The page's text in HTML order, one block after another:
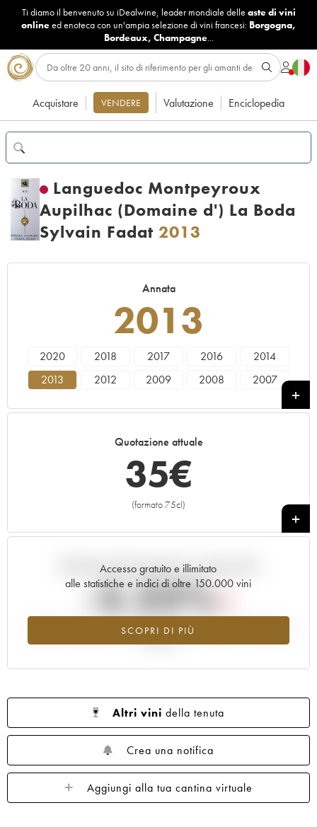
Ti diamo il benvenuto su iDealwine, leader mondiale delle aste di vini
onlineed enoteca con un'ampia selezione di vini francesi: Borgogna,
Bordeaux, Champagne...
Acquistare VENDERE Valutazione Enciclopedia
Languedoc Montpeyroux
Aupilhac (Domaine d') La Boda
Sylvain Fadat 2013
Annata
2013
2020 2018 2017 2016
2014
2013
2012 2009 2008
2007
Quotazione attuale
35€
(formato 75cl)
+
Accesso gratuito e illimitato
alle statistiche e indici di oltre 150.000 vini
SCOPRI DI PIÙ
Andamento della quotazione in tempo reale
-2.23%
Tendenza al ribasso per il valore dell'annata 2013 nel 2026 rispetto
Altri vini della tenuta
Crea una notifica
Aggiungi alla tua cantina virtuale